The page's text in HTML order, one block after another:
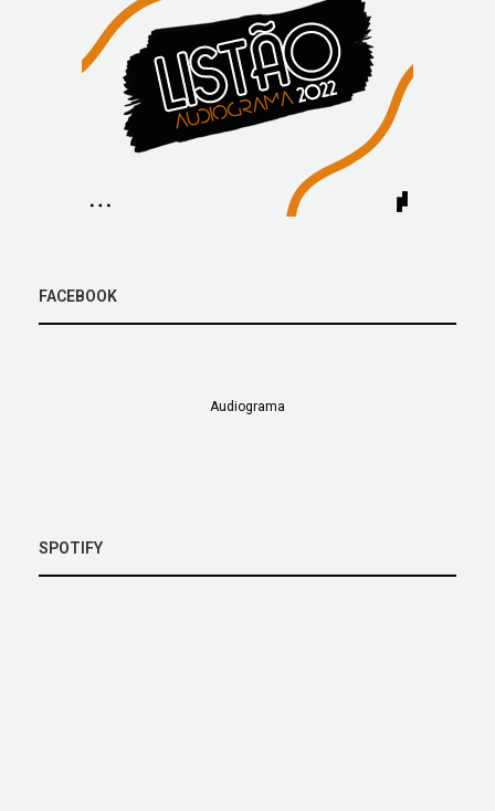
FACEBOOK
Audiograma
SPOTIFY